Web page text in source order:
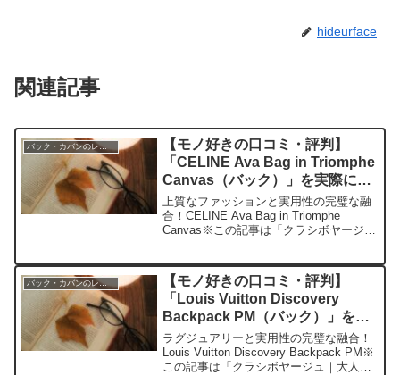
hideurface
関連記事
バック・カバンのレビュー
【モノ好きの口コミ・評判】
「CELINE Ava Bag in Triomphe
Canvas（バック）」を実際に使
ってみた正直感想
上質なファッションと実用性の完璧な融
合！CELINE Ava Bag in Triomphe
Canvas※この記事は「クラシボヤージュ
ビスへの口コミ今日、編集部が紹介し...
バック・カバンのレビュー
【モノ好きの口コミ・評判】
「Louis Vuitton Discovery
Backpack PM（バック）」を実
際に使ってみた正直感想
ラグジュアリーと実用性の完璧な融合！
Louis Vuitton Discovery Backpack PM※
この記事は「クラシボヤージュ｜大人の